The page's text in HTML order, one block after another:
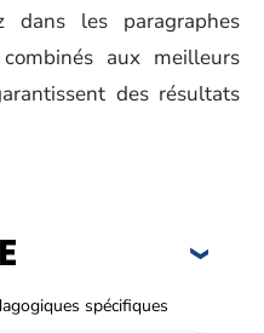
dans les paragraphes
aux meilleurs
des résultats
spécifiques